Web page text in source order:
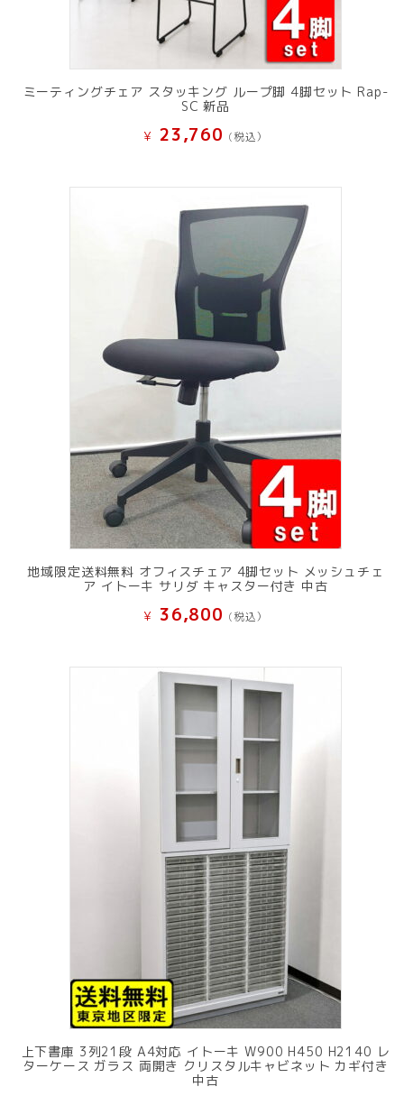
ミーティングチェア スタッキング ループ脚 4脚セット Rap-
SC 新品
¥ 23,760 (税込）
地域限定送料無料 オフィスチェア 4脚セット メッシュチェ
ア イトーキ サリダ キャスター付き 中古
¥ 36,800 (税込）
上下書庫 3列21段 A4対応 イトーキ W900 H450 H2140 レ
ターケース ガラス 両開き クリスタルキャビネット カギ付き
中古